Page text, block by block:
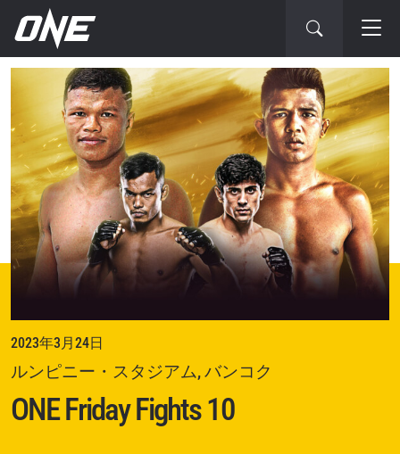
次
大
会
2023年3月24日
ルンピニー・スタジアム, バンコク
ONE Friday Fights 10